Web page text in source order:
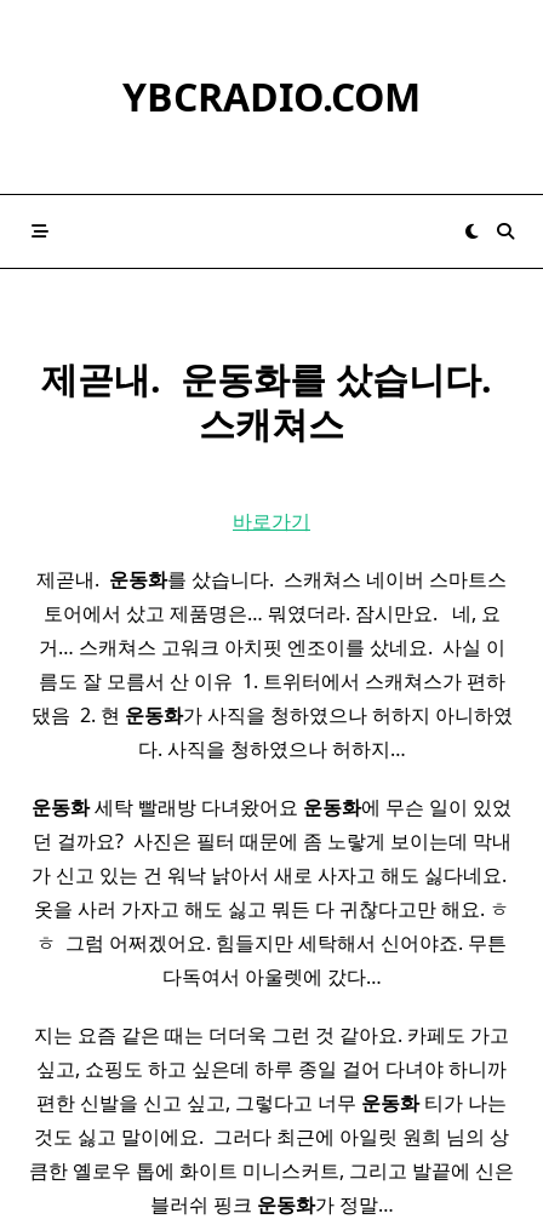
YBCRADIO.COM
제곧내. ​ 운동화를 샀습니다. ​
스캐쳐스
바로가기
제곧내. ​ 운동화를 샀습니다. ​ 스캐쳐스 네이버 스마트스
토어에서 샀고 제품명은… 뭐였더라. 잠시만요. ​ ​ 네, 요
거… 스캐쳐스 고워크 아치핏 엔조이를 샀네요. ​ 사실 이
름도 잘 모름서 산 이유 ​ 1. 트위터에서 스캐쳐스가 편하
댔음 ​ 2. 현 운동화가 사직을 청하였으나 허하지 아니하였
다. 사직을 청하였으나 허하지…
운동화세탁 빨래방 다녀왔어요 운동화에 무슨 일이 있었
던 걸까요? ​ 사진은 필터 때문에 좀 노랗게 보이는데 막내
가 신고 있는 건 워낙 낡아서 새로 사자고 해도 싫다네요. ​
옷을 사러 가자고 해도 싫고 뭐든 다 귀찮다고만 해요. ㅎ
ㅎ ​ 그럼 어쩌겠어요. 힘들지만 세탁해서 신어야죠. 무튼
다독여서 아울렛에 갔다…
지는 요즘 같은 때는 더더욱 그런 것 같아요. 카페도 가고
싶고, 쇼핑도 하고 싶은데 하루 종일 걸어 다녀야 하니까
편한 신발을 신고 싶고, 그렇다고 너무 운동화티가 나는
것도 싫고 말이에요. ​ 그러다 최근에 아일릿 원희 님의 상
큼한 옐로우 톱에 화이트 미니스커트, 그리고 발끝에 신은
블러쉬 핑크 운동화가 정말…